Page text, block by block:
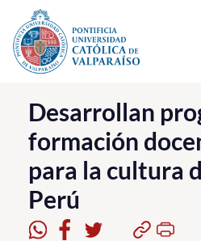
Click acá para ir directamente al
La Universidad
Investigación, Creación e
PUCV Internacional
Vinculación con el Medio
Desarrollan
formación
para la cultura
Perú